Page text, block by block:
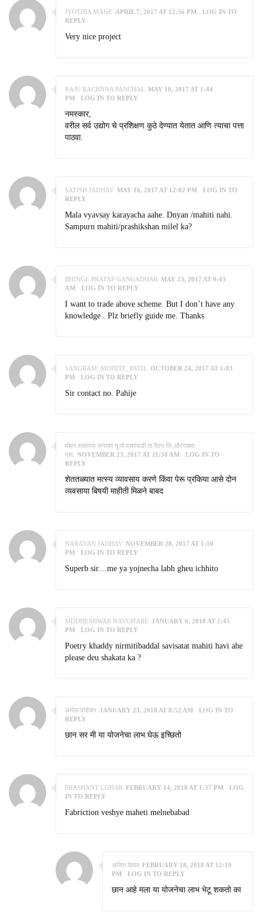
JYOTIBA MANE APRIL 7, 2017 AT 12:56 PM
LOG IN TO
REPLY
Very nice project
RAJU RACHNNA PANCHAL MAY 10, 2017 AT 1:44
PM
LOG IN TO REPLY
नमस्कार,
वरील सर्व उद्योग चे प्रशिक्षण कुठे देण्यात येतात आणि त्याचा पत्ता
पाठवा.
SATISH JADHAV MAY 16, 2017 AT 12:02 PM
LOG IN TO
REPLY
Mala vyavsay karayacha aahe. Dnyan /mahiti nahi.
Sampurn mahiti/prashikshan milel ka?
BHINGE PRATAP GANGADHAR MAY 23, 2017 AT 9:43
AM
LOG IN TO REPLY
I want to trade above scheme. But I don’t have any
knowledge . Plz briefly guide me. Thanks
SANGRAM_MOHITE_PATIL OCTOBER 24, 2017 AT 1:03
PM
LOG IN TO REPLY
Sir contact no. Pahije
मोहन वसंतराव जगताप मु.पो.दावरवाडी ता.पैठण जि.औरंगाबाद
महा. NOVEMBER 23, 2017 AT 11:50 AM
LOG IN TO
REPLY
शेततळ्यात मत्स्य व्यावसाय करणे किंवा पेरू प्रकिया आसे दोन
व्यवसाया बिषयी माहीती मिळने बाबद
NARAYAN JADHAV NOVEMBER 28, 2017 AT 1:10
PM
LOG IN TO REPLY
Superb sir…me ya yojnecha labh gheu ichhito
SIDDHESHWAR NAVGHARE JANUARY 6, 2018 AT 2:45
PM
LOG IN TO REPLY
Poetry khaddy nirmitibaddal savisatat mahiti havi ahe
please deu shakata ka ?
अमोल दांडेकर JANUARY 23, 2018 AT 8:52 AM
LOG IN TO
REPLY
छान सर मी या योजनेचा लाभ घेऊ इच्छितो
PRASHANT LOHAR FEBRUARY 14, 2018 AT 1:37 PM
LOG
IN TO REPLY
Fabriction veshye maheti melnebabad
अजित वेताल FEBRUARY 18, 2018 AT 12:19
PM
LOG IN TO REPLY
छान आहे मला या योजनेचा लाभ भेटू शकतो का